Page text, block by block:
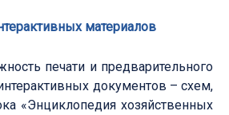
материалов
печати и предварительного
документов – схем,
«Энциклопедия хозяйственных